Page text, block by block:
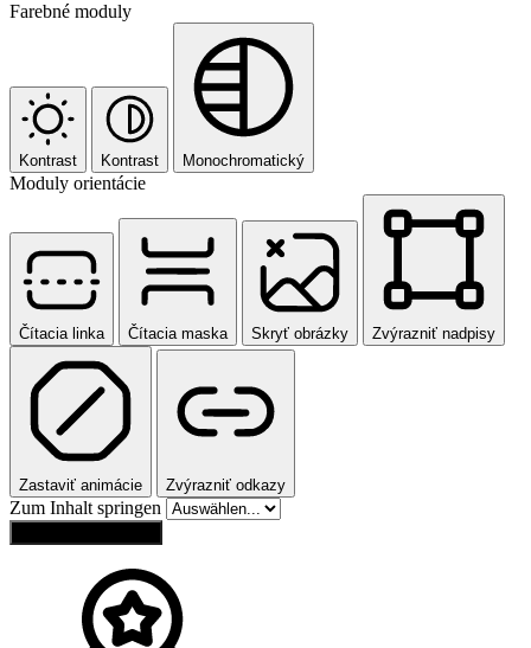
Farebné moduly
Kontrast Kontrast Monochromatický
Moduly orientácie
Čítacia linka Čítacia maska Skryť obrázky Zvýrazniť nadpisy
Zastaviť animácie Zvýrazniť odkazy
Zum Inhalt springen